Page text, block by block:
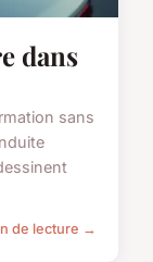
dans
sans
de lecture →